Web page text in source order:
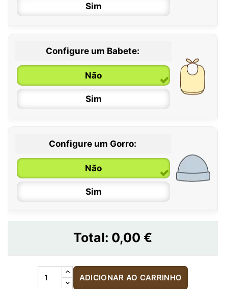
12 / 18 meses
Sim
Configure um Babete:
Não
Sim
Configure um Gorro:
Não
Sim
Total: 0,00 €
ADICIONAR AO CARRINHO